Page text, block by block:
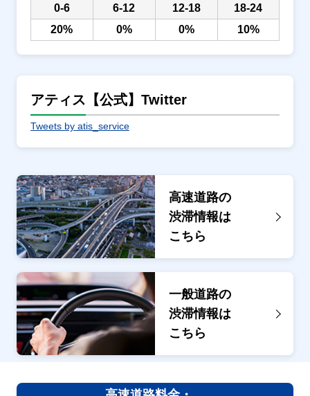
0-6
6-12 12-18
18-24
20%
0% 0% 10%
アティス【公式】Twitter
Tweets by atis_service
高速道路の
渋滞情報は
こちら
一般道路の
渋滞情報は
こちら